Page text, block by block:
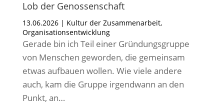
Lob der Genossenschaft
13.06.2026| Kultur der Zusammenarbeit,
Organisationsentwicklung
Gerade bin ich Teil einer Gründungsgruppe
von Menschen geworden, die gemeinsam
etwas aufbauen wollen. Wie viele andere
auch, kam die Gruppe irgendwann an den
Punkt, an…